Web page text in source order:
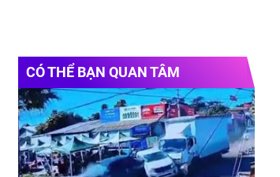
CÓ THỂ BẠN QUAN TÂM